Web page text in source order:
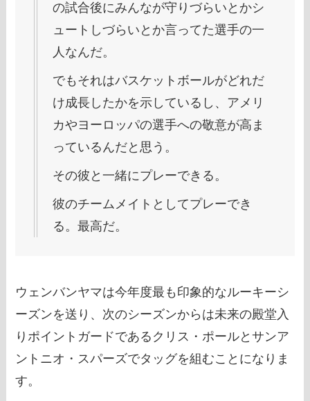
の試合後にみんなが守りづらいとかシ
ュートしづらいとか言ってた選手の一
人なんだ。
でもそれはバスケットボールがどれだ
け成長したかを示しているし、アメリ
カやヨーロッパの選手への敬意が高ま
っているんだと思う。
その彼と一緒にプレーできる。
彼のチームメイトとしてプレーでき
る。最高だ。
ウェンバンヤマは今年度最も印象的なルーキーシ
ーズンを送り、次のシーズンからは未来の殿堂入
りポイントガードであるクリス・ポールとサンア
ントニオ・スパーズでタッグを組むことになりま
す。